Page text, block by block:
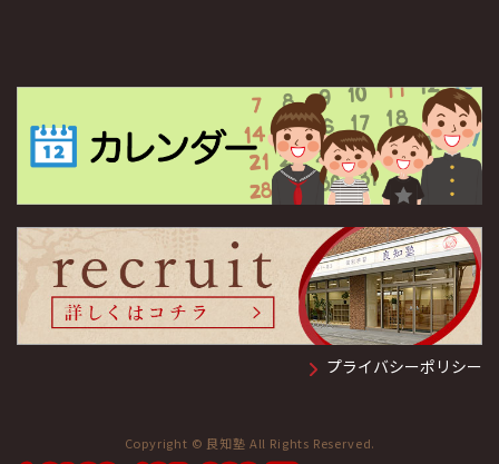
プライバシーポリシー
Copyright © 良知塾 All Rights Reserved.